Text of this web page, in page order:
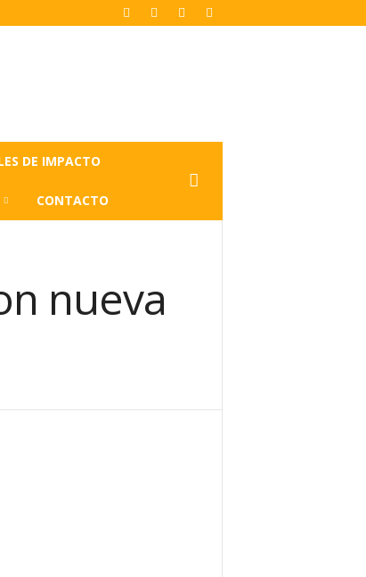
DE IMPACTO
CONTACTO
nueva